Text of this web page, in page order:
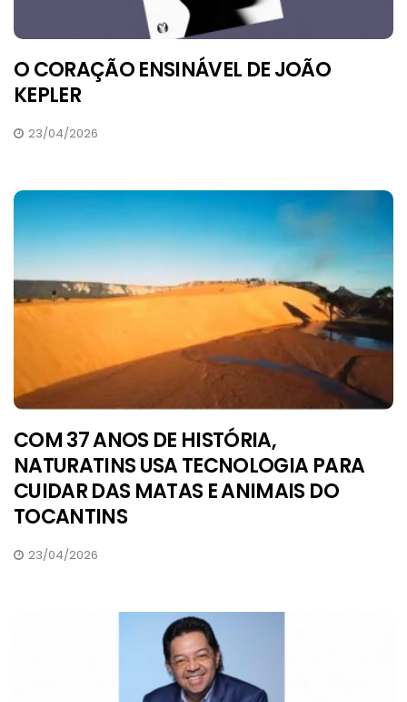
O CORAÇÃO ENSINÁVEL DE JOÃO
KEPLER
23/04/2026
COM 37 ANOS DE HISTÓRIA,
NATURATINS USA TECNOLOGIA PARA
CUIDAR DAS MATAS E ANIMAIS DO
TOCANTINS
23/04/2026